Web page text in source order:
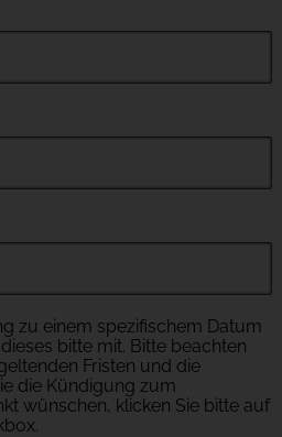
zu einem spezifischem Datum
bitte mit. Bitte beachten
Fristen und die
die Kündigung zum
wünschen, klicken Sie bitte auf